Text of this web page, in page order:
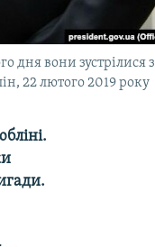
дня вони зустрілися з
22 лютого 2019 року